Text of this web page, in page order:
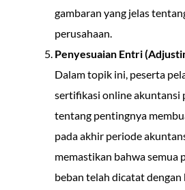
gambaran yang jelas
perusahaan.
Penyesuaian Entri
Dalam topik ini, peserta
sertifikasi online akuntansi
tentang pentingnya
pada akhir periode
memastikan bahwa semua
beban telah dicatat dengan